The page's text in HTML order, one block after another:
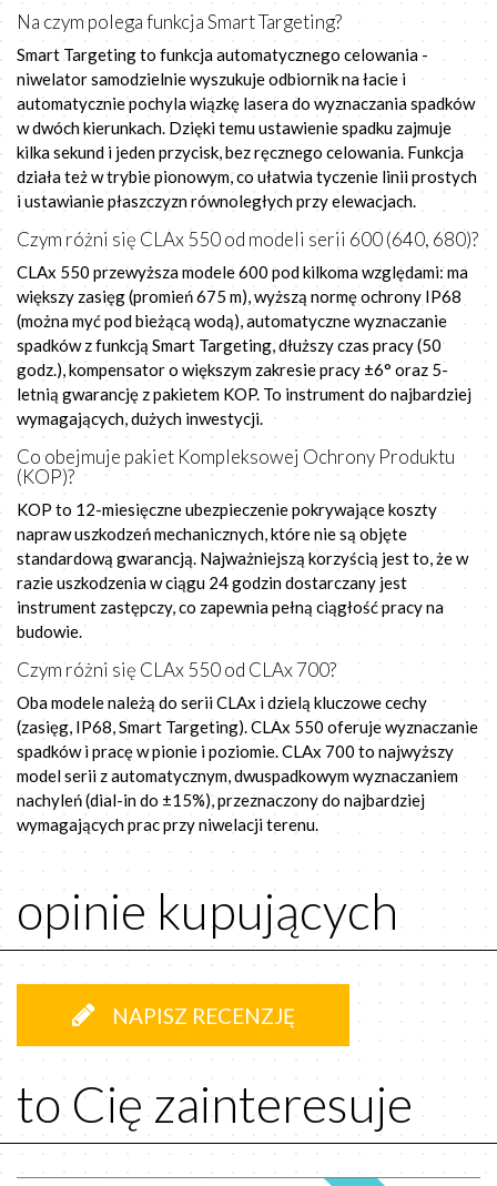
Na czym polega funkcja Smart Targeting?
Smart Targeting to funkcja automatycznego celowania -
niwelator samodzielnie wyszukuje odbiornik na łacie i
automatycznie pochyla wiązkę lasera do wyznaczania spadków
w dwóch kierunkach. Dzięki temu ustawienie spadku zajmuje
kilka sekund i jeden przycisk, bez ręcznego celowania. Funkcja
działa też w trybie pionowym, co ułatwia tyczenie linii prostych
i ustawianie płaszczyzn równoległych przy elewacjach.
Czym różni się CLAx 550 od modeli serii 600 (640, 680)?
CLAx 550 przewyższa modele 600 pod kilkoma względami: ma
większy zasięg (promień 675 m), wyższą normę ochrony IP68
(można myć pod bieżącą wodą), automatyczne wyznaczanie
spadków z funkcją Smart Targeting, dłuższy czas pracy (50
godz.), kompensator o większym zakresie pracy ±6° oraz 5-
letnią gwarancję z pakietem KOP. To instrument do najbardziej
wymagających, dużych inwestycji.
Co obejmuje pakiet Kompleksowej Ochrony Produktu
(KOP)?
KOP to 12-miesięczne ubezpieczenie pokrywające koszty
napraw uszkodzeń mechanicznych, które nie są objęte
standardową gwarancją. Najważniejszą korzyścią jest to, że w
razie uszkodzenia w ciągu 24 godzin dostarczany jest
instrument zastępczy, co zapewnia pełną ciągłość pracy na
budowie.
Czym różni się CLAx 550 od CLAx 700?
Oba modele należą do serii CLAx i dzielą kluczowe cechy
(zasięg, IP68, Smart Targeting). CLAx 550 oferuje wyznaczanie
spadków i pracę w pionie i poziomie. CLAx 700 to najwyższy
model serii z automatycznym, dwuspadkowym wyznaczaniem
nachyleń (dial-in do ±15%), przeznaczony do najbardziej
wymagających prac przy niwelacji terenu.
opinie kupujących
NAPISZ RECENZJĘ
to Cię zainteresuje